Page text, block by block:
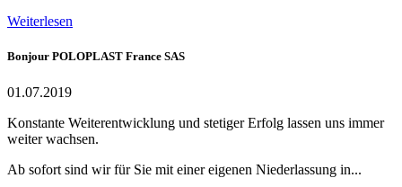
Weiterlesen
Bonjour POLOPLAST France SAS
01.07.2019
Konstante Weiterentwicklung und stetiger Erfolg lassen uns immer
weiter wachsen.
Ab sofort sind wir für Sie mit einer eigenen Niederlassung in...